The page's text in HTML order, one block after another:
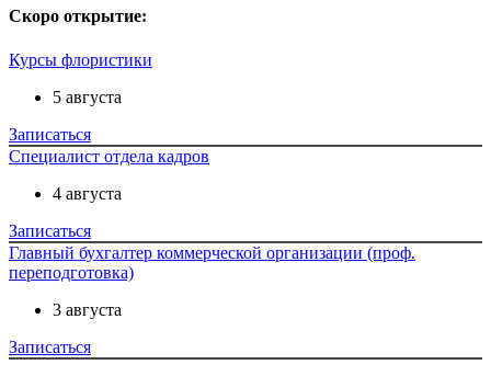
Скоро открытие:
Курсы флористики
5 августа
Записаться
Специалист отдела кадров
4 августа
Записаться
Главный бухгалтер коммерческой организации (проф.
переподготовка)
3 августа
Записаться